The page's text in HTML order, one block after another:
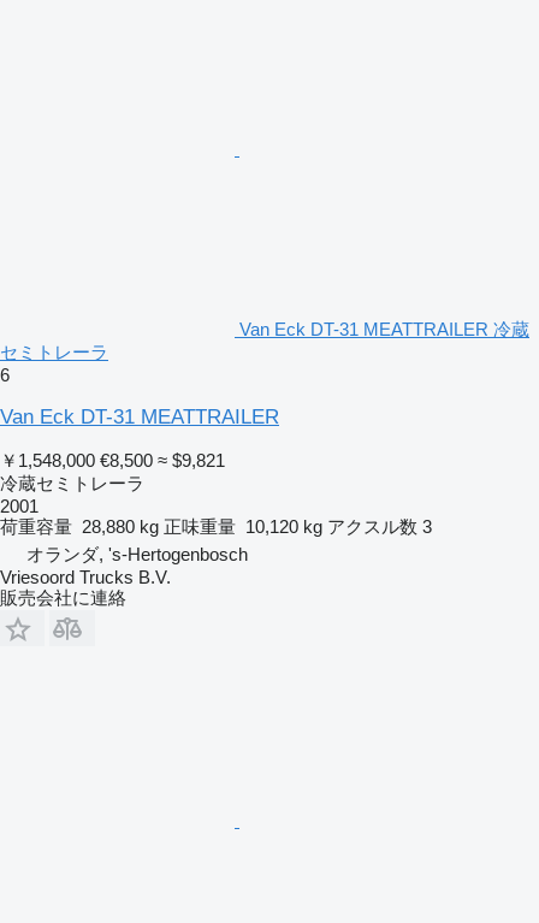
Van Eck DT-31 MEATTRAILER 冷蔵
セミトレーラ
6
Van Eck DT-31 MEATTRAILER
￥1,548,000 €8,500 ≈ $9,821
冷蔵セミトレーラ
2001
荷重容量 28,880 kg 正味重量 10,120 kg アクスル数 3
オランダ, 's-Hertogenbosch
Vriesoord Trucks B.V.
販売会社に連絡